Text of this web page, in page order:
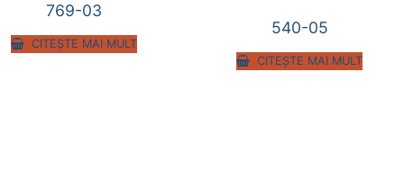
769-03
CITEȘTE MAI MULT
540-05
CITEȘTE MAI MULT